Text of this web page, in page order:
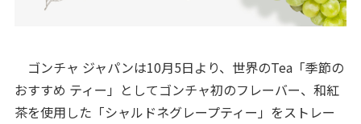
ゴンチャ ジャパンは10月5日より、世界のTea「季節の
おすすめ ティー」としてゴンチャ初のフレーバー、和紅
茶を使用した「シャルドネグレープティー」をストレー